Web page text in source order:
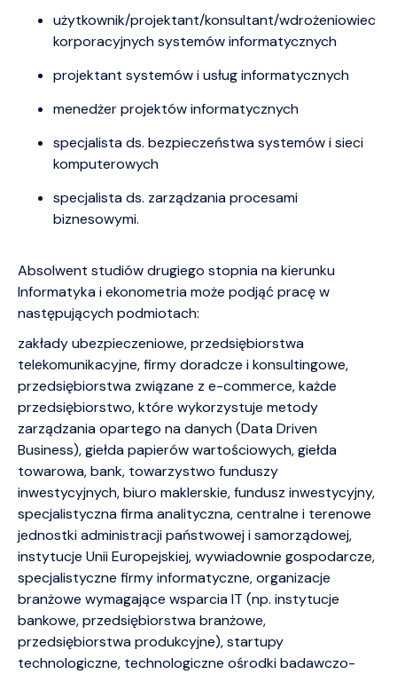
użytkownik/projektant/konsultant/wdrożeniowiec
korporacyjnych systemów informatycznych
projektant systemów i usług informatycznych
menedżer projektów informatycznych
specjalista ds. bezpieczeństwa systemów i sieci
komputerowych
specjalista ds. zarządzania procesami
biznesowymi.
Absolwent studiów drugiego stopnia na kierunku
Informatyka i ekonometria może podjąć pracę w
następujących podmiotach:
zakłady ubezpieczeniowe, przedsiębiorstwa
telekomunikacyjne, firmy doradcze i konsultingowe,
przedsiębiorstwa związane z e-commerce, każde
przedsiębiorstwo, które wykorzystuje metody
zarządzania opartego na danych (Data Driven
Business), giełda papierów wartościowych, giełda
towarowa, bank, towarzystwo funduszy
inwestycyjnych, biuro maklerskie, fundusz inwestycyjny,
specjalistyczna firma analityczna, centralne i terenowe
jednostki administracji państwowej i samorządowej,
instytucje Unii Europejskiej, wywiadownie gospodarcze,
specjalistyczne firmy informatyczne, organizacje
branżowe wymagające wsparcia IT (np. instytucje
bankowe, przedsiębiorstwa branżowe,
przedsiębiorstwa produkcyjne), startupy
technologiczne, technologiczne ośrodki badawczo-